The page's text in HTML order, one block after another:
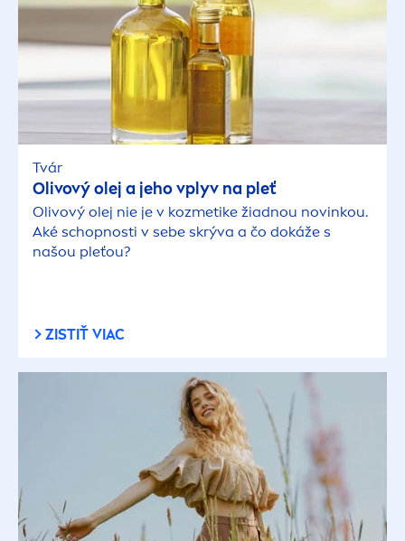
Tvár
Olivový olej a jeho vplyv na pleť
Olivový olej nie je v kozmetike žiadnou novinkou.
Aké schopnosti v sebe skrýva a čo dokáže s
našou pleťou?
ZISTIŤ VIAC